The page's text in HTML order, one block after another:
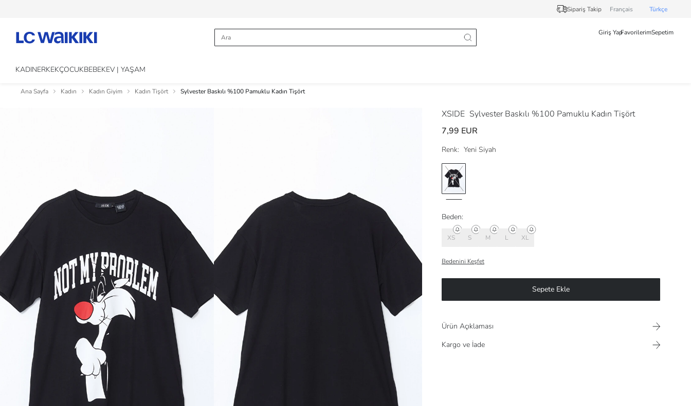
Sipariş Takip Français Türkçe
Giriş YapFavorilerimSepetim
KADINERKEKÇOCUKBEBEKEV | YAŞAM
Ana Sayfa Kadın Kadın Giyim Kadın Tişört Sylvester Baskılı %100 Pamuklu Kadın Tişört
XSIDE Sylvester Baskılı %100 Pamuklu Kadın Tişört
7,99 EUR
Renk: Yeni Siyah
Beden:
XS S M L XL
Bedenini Keşfet
Sepete Ekle
Ürün Açıklaması
Kargo ve İade